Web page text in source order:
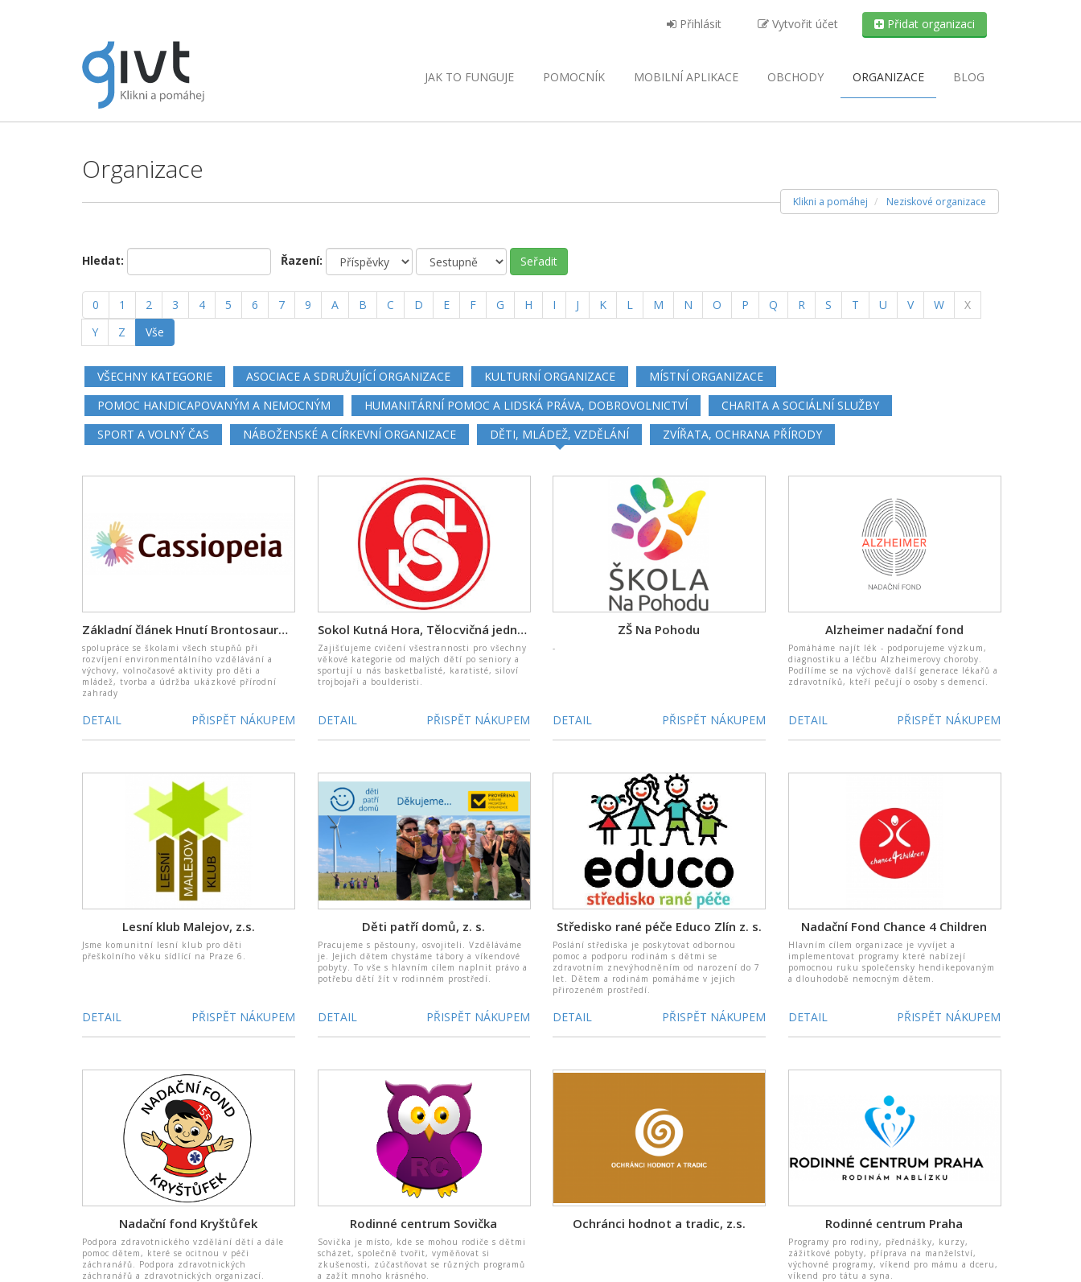
Přihlásit Vytvořit účet Přidat organizaci
JAK TO FUNGUJE POMOCNÍK MOBILNÍ APLIKACE OBCHODY ORGANIZACE BLOG
Organizace
Klikni a pomáhej Neziskové organizace
Hledat: Řazení: Seřadit
0 1 2 3 4 5 6 7 9 A B C D E F G H I J K L M N O P Q R S T U V W
X
Y
Z Vše
VŠECHNY KATEGORIE ASOCIACE A SDRUŽUJÍCÍ ORGANIZACE KULTURNÍ ORGANIZACE
MÍSTNÍ ORGANIZACE
POMOC HANDICAPOVANÝM A NEMOCNÝM
HUMANITÁRNÍ POMOC A LIDSKÁ PRÁVA, DOBROVOLNICTVÍ
CHARITA A SOCIÁLNÍ SLUŽBY
SPORT A VOLNÝ ČAS
NÁBOŽENSKÉ A CÍRKEVNÍ ORGANIZACE DĚTI, MLÁDEŽ, VZDĚLÁNÍ ZVÍŘATA, OCHRANA PŘÍRODY
Základní článek Hnutí Brontosaurus Forest
spolupráce se školami všech stupňů při
rozvíjení environmentálního vzdělávání a
výchovy, volnočasové aktivity pro děti a
mládež, tvorba a údržba ukázkové přírodní
zahrady
DETAIL PŘISPĚT NÁKUPEM
Sokol Kutná Hora, Tělocvičná jednota, pobočný spolek ČOS
Zajišťujeme cvičení všestrannosti pro všechny
věkové kategorie od malých dětí po seniory a
sportují u nás basketbalisté, karatisté, siloví
trojbojaři a boulderisti.
DETAIL PŘISPĚT NÁKUPEM
ZŠ Na Pohodu
-
DETAIL PŘISPĚT NÁKUPEM
Alzheimer nadační fond
Pomáháme najít lék - podporujeme výzkum,
diagnostiku a léčbu Alzheimerovy choroby.
Podílíme se na výchově další generace lékařů a
zdravotníků, kteří pečují o osoby s demencí.
DETAIL PŘISPĚT NÁKUPEM
Lesní klub Malejov, z.s.
Jsme komunitní lesní klub pro děti
přeškolního věku sídlící na Praze 6.
DETAIL PŘISPĚT NÁKUPEM
Děti patří domů, z. s.
Pracujeme s pěstouny, osvojiteli. Vzděláváme
je. Jejich dětem chystáme tábory a víkendové
pobyty. To vše s hlavním cílem naplnit právo a
potřebu dětí žít v rodinném prostředí.
DETAIL PŘISPĚT NÁKUPEM
Středisko rané péče Educo Zlín z. s.
Poslání střediska je poskytovat odbornou
pomoc a podporu rodinám s dětmi se
zdravotním znevýhodněním od narození do 7
let. Dětem a rodinám pomáháme v jejich
přirozeném prostředí.
DETAIL PŘISPĚT NÁKUPEM
Nadační Fond Chance 4 Children
Hlavním cílem organizace je vyvíjet a
implementovat programy které nabízejí
pomocnou ruku společensky hendikepovaným
a dlouhodobě nemocným dětem.
DETAIL PŘISPĚT NÁKUPEM
Nadační fond Kryštůfek
Podpora zdravotnického vzdělání dětí a dále
pomoc dětem, které se ocitnou v péči
záchranářů. Podpora zdravotnických
záchranářů a zdravotnických organizací.
Rodinné centrum Sovička
Sovička je místo, kde se mohou rodiče s dětmi
scházet, společně tvořit, vyměňovat si
zkušenosti, zúčastňovat se různých programů
a zažít mnoho krásného.
Ochránci hodnot a tradic, z.s. Rodinné centrum Praha
Programy pro rodiny, přednášky, kurzy,
zážitkové pobyty, příprava na manželství,
výchovné programy, víkend pro mámu a dceru,
víkend pro tátu a syna.